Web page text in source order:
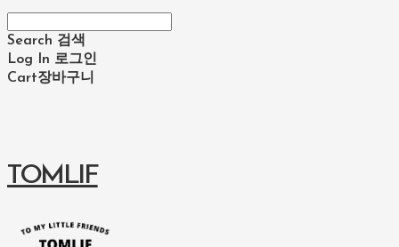
Search 검색
Log In 로그인
Cart장바구니
TOMLIF